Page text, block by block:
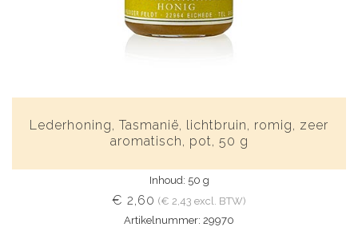
Lederhoning, Tasmanië, lichtbruin, romig, zeer
aromatisch, pot, 50 g
Inhoud: 50 g
€ 2,60 (€ 2,43 excl. BTW)
Artikelnummer: 29970